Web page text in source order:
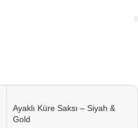
Ayaklı Küre Saksı – Siyah &
Gold